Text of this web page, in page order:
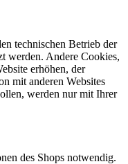
technischen Betrieb der
werden. Andere Cookies,
erhöhen, der
mit anderen Websites
werden nur mit Ihrer
des Shops notwendig.